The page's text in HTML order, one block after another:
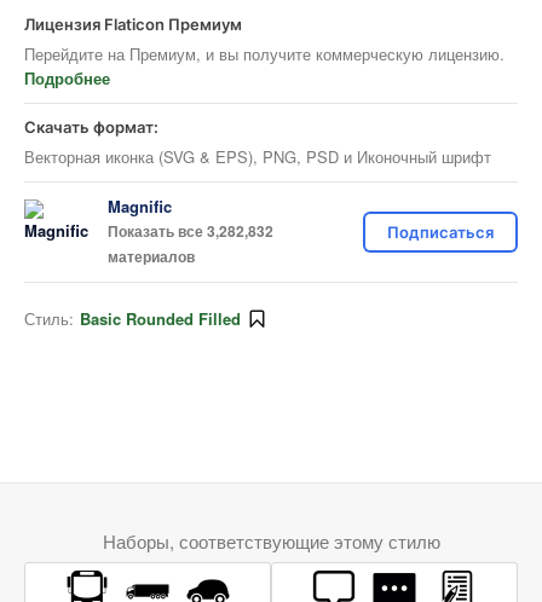
Лицензия Flaticon Премиум
Перейдите на Премиум, и вы получите коммерческую лицензию.
Подробнее
Скачать формат:
Векторная иконка (SVG & EPS), PNG, PSD и Иконочный шрифт
Magnific
Показать все 3,282,832
материалов
Подписаться
Стиль: Basic Rounded Filled
Наборы, соответствующие этому стилю